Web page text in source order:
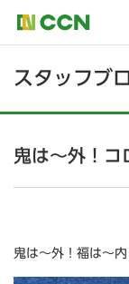
スタッフブ
鬼は～外！コ
鬼は～外！福は～内